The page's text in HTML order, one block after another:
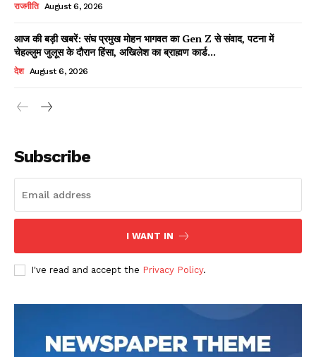
Read Latest News on AIN
DOWNLOAD NOW
राजनीति August 6, 2026
आज की बड़ी खबरें: संघ प्रमुख मोहन भागवत का Gen Z से संवाद, पटना में
चेहल्लुम जुलूस के दौरान हिंसा, अखिलेश का ब्राह्मण कार्ड...
देश August 6, 2026
Subscribe
I WANT IN
I've read and accept the Privacy Policy.